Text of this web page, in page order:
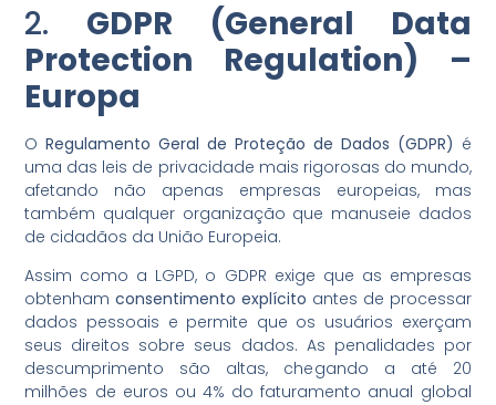
2. GDPR (General Data
Protection Regulation) –
Europa
ORegulamento Geral de Proteção de Dados (GDPR) é
uma das leis de privacidade mais rigorosas do mundo,
afetando não apenas empresas europeias, mas
também qualquer organização que manuseie dados
de cidadãos da União Europeia.
Assim como a LGPD, o GDPR exige que as empresas
obtenhamconsentimento explícito antes de processar
dados pessoais e permite que os usuários exerçam
seus direitos sobre seus dados. As penalidades por
descumprimento são altas, chegando a até 20
milhões de euros ou 4% do faturamento anual global